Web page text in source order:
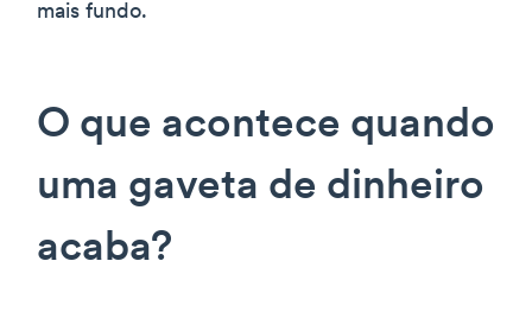
mais fundo.
O que acontece quando
uma gaveta de dinheiro
acaba?